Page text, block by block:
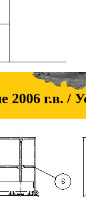
2006 г.в. /